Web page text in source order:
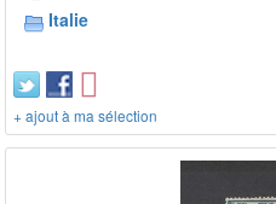
Italie
+ ajout à ma sélection